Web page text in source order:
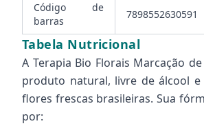
Código de
barras
7898552630591
Tabela Nutricional
A Terapia Bio Florais Marcação
produto natural, livre de álcool e
flores frescas brasileiras. Sua
por: